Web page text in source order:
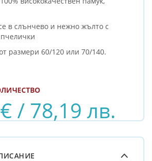
в слънчево и нежно жълто с
размери 60/120 или 70/140.
/ 78,19 лв.